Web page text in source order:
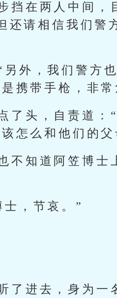
挡在两人中间，
还请相信我们警
外，我们警方
携带手枪，非常
了头，自责道：
怎么和他们的父
不知道阿笠博士
，节哀。”
了进去，身为一